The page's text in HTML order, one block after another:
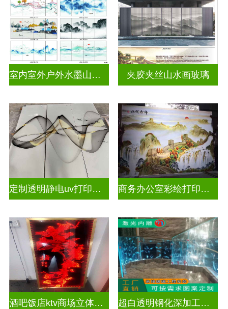
室内室外户外水墨山水画玻璃 夹胶夹丝山水画玻璃
定制透明静电uv打印玻璃 商务办公室彩绘打印玻璃
酒吧饭店ktv商场立体激光内雕屏风 超白透明钢化深加工激光内雕精雕